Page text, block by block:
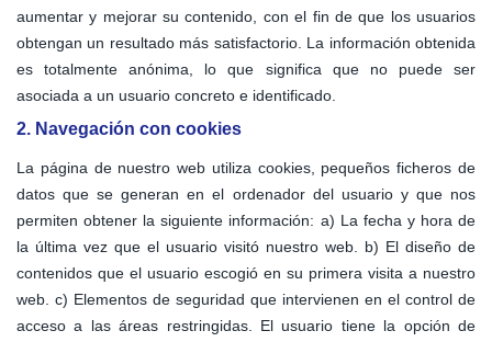
aumentar y mejorar su contenido, con el fin de que los usuarios
obtengan un resultado más satisfactorio. La información obtenida
es totalmente anónima, lo que significa que no puede ser
asociada a un usuario concreto e identificado.
2. Navegación con cookies
La página de nuestro web utiliza cookies, pequeños ficheros de
datos que se generan en el ordenador del usuario y que nos
permiten obtener la siguiente información: a) La fecha y hora de
la última vez que el usuario visitó nuestro web. b) El diseño de
contenidos que el usuario escogió en su primera visita a nuestro
web. c) Elementos de seguridad que intervienen en el control de
acceso a las áreas restringidas. El usuario tiene la opción de